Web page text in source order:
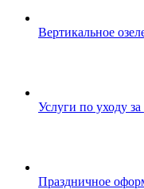
Вертикальное
Услуги по уходу
Праздничное